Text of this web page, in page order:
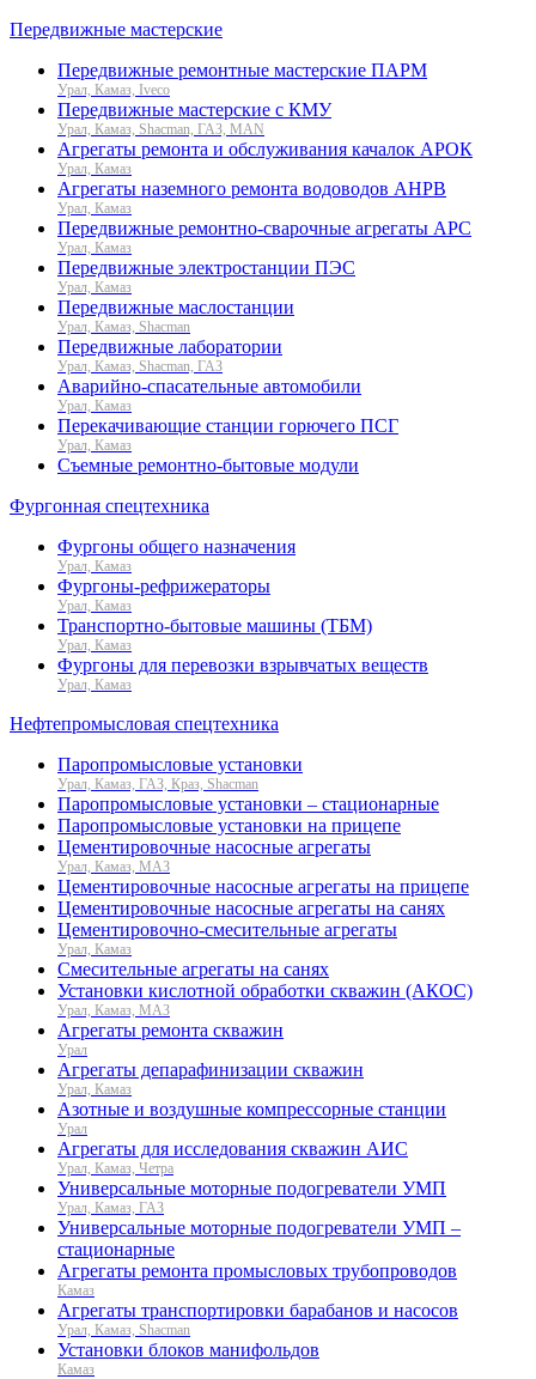
Передвижные мастерские
Передвижные ремонтные мастерские ПАРМ
Урал, Камаз, Iveco
Передвижные мастерские с КМУ
Урал, Камаз, Shacman, ГАЗ, MAN
Агрегаты ремонта и обслуживания качалок АРОК
Урал, Камаз
Агрегаты наземного ремонта водоводов АНРВ
Урал, Камаз
Передвижные ремонтно-сварочные агрегаты АРС
Урал, Камаз
Передвижные электростанции ПЭС
Урал, Камаз
Передвижные маслостанции
Урал, Камаз, Shacman
Передвижные лаборатории
Урал, Камаз, Shacman, ГАЗ
Аварийно-спасательные автомобили
Урал, Камаз
Перекачивающие станции горючего ПСГ
Урал, Камаз
Съемные ремонтно-бытовые модули
Фургонная спецтехника
Фургоны общего назначения
Урал, Камаз
Фургоны-рефрижераторы
Урал, Камаз
Транспортно-бытовые машины (ТБМ)
Урал, Камаз
Фургоны для перевозки взрывчатых веществ
Урал, Камаз
Нефтепромысловая спецтехника
Паропромысловые установки
Урал, Камаз, ГАЗ, Краз, Shacman
Паропромысловые установки – стационарные
Паропромысловые установки на прицепе
Цементировочные насосные агрегаты
Урал, Камаз, МАЗ
Цементировочные насосные агрегаты на прицепе
Цементировочные насосные агрегаты на санях
Цементировочно-смесительные агрегаты
Урал, Камаз
Смесительные агрегаты на санях
Установки кислотной обработки скважин (АКОС)
Урал, Камаз, МАЗ
Агрегаты ремонта скважин
Урал
Агрегаты депарафинизации скважин
Урал, Камаз
Азотные и воздушные компрессорные станции
Урал
Агрегаты для исследования скважин АИС
Урал, Камаз, Четра
Универсальные моторные подогреватели УМП
Урал, Камаз, ГАЗ
Универсальные моторные подогреватели УМП –
стационарные
Агрегаты ремонта промысловых трубопроводов
Камаз
Агрегаты транспортировки барабанов и насосов
Урал, Камаз, Shacman
Установки блоков манифольдов
Камаз